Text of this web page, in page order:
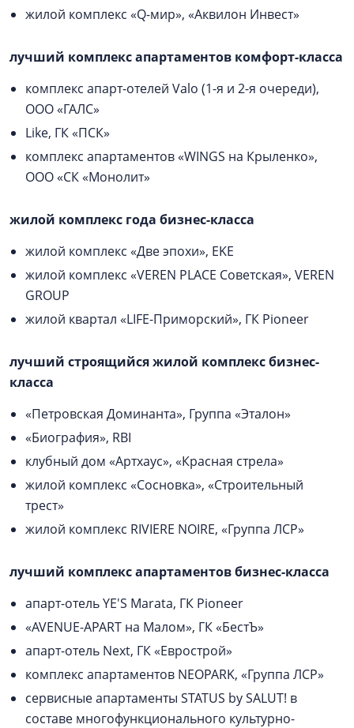
жилой комплекс «Q-мир», «Аквилон Инвест»
лучший комплекс апартаментов комфорт-класса
комплекс апарт-отелей Valo (1-я и 2-я очереди),
ООО «ГАЛС»
Like, ГК «ПСК»
комплекс апартаментов «WINGS на Крыленко»,
ООО «СК «Монолит»
жилой комплекс года бизнес-класса
жилой комплекс «Две эпохи», EKE
жилой комплекс «VEREN PLACE Советская», VEREN
GROUP
жилой квартал «LIFE-Приморский», ГК Pioneer
лучший строящийся жилой комплекс бизнес-
класса
«Петровская Доминанта», Группа «Эталон»
«Биография», RBI
клубный дом «Артхаус», «Красная стрела»
жилой комплекс «Сосновка», «Строительный
трест»
жилой комплекс RIVIERE NOIRE, «Группа ЛСР»
лучший комплекс апартаментов бизнес-класса
апарт-отель YE'S Marata, ГК Pioneer
«AVENUE-APART на Малом», ГК «БестЪ»
апарт-отель Next, ГК «Еврострой»
комплекс апартаментов NEOPARK, «Группа ЛСР»
сервисные апартаменты STATUS by SALUT! в
составе многофункционального культурно-